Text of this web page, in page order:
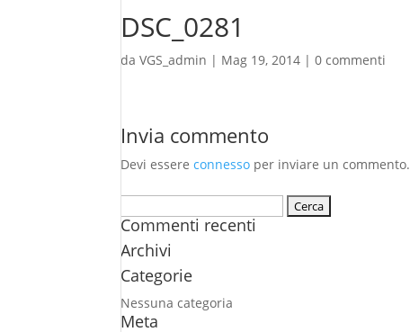
DSC_0281
daVGS_admin | Mag 19, 2014 |0 commenti
Invia commento
Devi essereconnesso per inviare un commento.
per:
Commenti recenti
Archivi
Categorie
Nessuna categoria
Meta